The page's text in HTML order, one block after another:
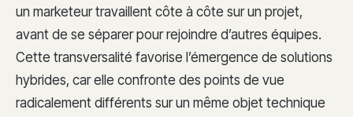
un marketeur travaillent côte à côte sur un projet,
avant de se séparer pour rejoindre d’autres équipes.
Cette transversalité favorise l’émergence de solutions
hybrides, car elle confronte des points de vue
radicalement différents sur un même objet technique